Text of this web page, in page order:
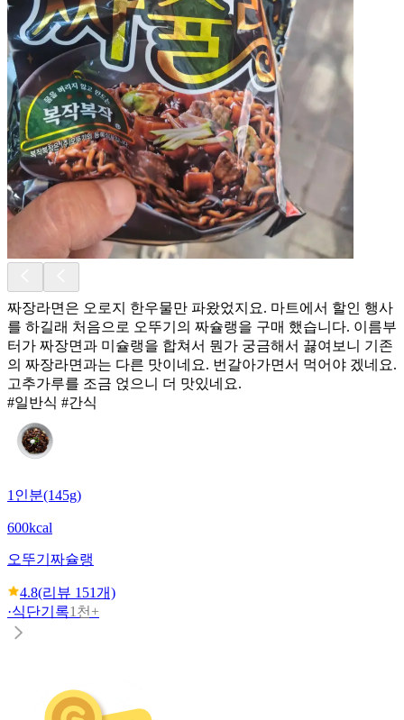
짜장라면은 오로지 한우물만 파왔었지요. 마트에서 할인 행사
를 하길래 처음으로 오뚜기의 짜슐랭을 구매 했습니다. 이름부
터가 짜장면과 미슐랭을 합쳐서 뭔가 궁금해서 끓여보니 기존
의 짜장라면과는 다른 맛이네요. 번갈아가면서 먹어야 겠네요.
고추가루를 조금 얹으니 더 맛있네요.
#일반식 #간식
1인분(145g)
600kcal
오뚜기 짜슐랭
4.8(리뷰 151개)
·식단기록1천+